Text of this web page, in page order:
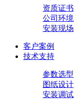
资质证书
公司环境
安装现场
客户案例
技术支持
参数选型
图纸设计
安装调试